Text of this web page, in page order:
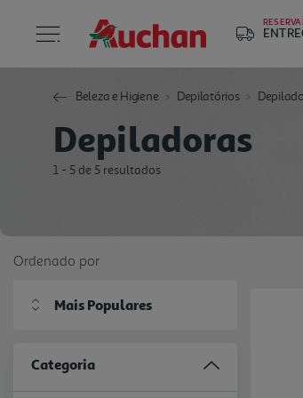
Beleza e Higiene Depilatórios
Depiladoras
1 - 5 de 5 resultados
Ordenado por
Mais Populares
Categoria